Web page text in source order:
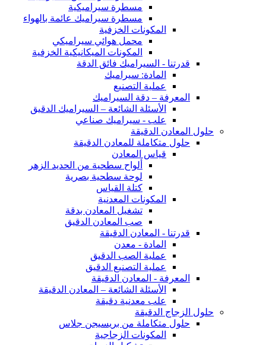
مسطرة سيراميكية
مسطرة سيراميك عائمة بالهواء
المكونات الخزفية
محمل هوائي سيراميكي
المكونات الميكانيكية الخزفية
قدرتنا - السيراميك فائق الدقة
المادة: سيراميك
عملية التصنيع
المعرفة – دقة السيراميك
الأسئلة الشائعة – السيراميك الدقيق
علب - سيراميك صناعي
حلول المعادن الدقيقة
حلول متكاملة للمعادن الدقيقة
قياس المعادن
ألواح سطحية من الحديد الزهر
لوحة سطحية بصرية
كتلة القياس
المكونات المعدنية
تشغيل المعادن بدقة
صب المعادن الدقيق
قدرتنا - المعادن الدقيقة
المادة - معدن
عملية الصب الدقيق
عملية التصنيع الدقيق
المعرفة - المعادن الدقيقة
الأسئلة الشائعة – المعادن الدقيقة
علب معدنية دقيقة
حلول الزجاج الدقيقة
حلول متكاملة من بريسيجن جلاس
المكونات الزجاجية